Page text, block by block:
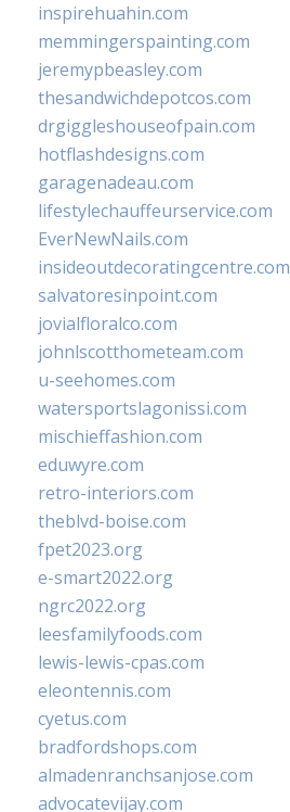
inspirehuahin.com
memmingerspainting.com
jeremypbeasley.com
thesandwichdepotcos.com
drgiggleshouseofpain.com
hotflashdesigns.com
garagenadeau.com
lifestylechauffeurservice.com
EverNewNails.com
insideoutdecoratingcentre.com
salvatoresinpoint.com
jovialfloralco.com
johnlscotthometeam.com
u-seehomes.com
watersportslagonissi.com
mischieffashion.com
eduwyre.com
retro-interiors.com
theblvd-boise.com
fpet2023.org
e-smart2022.org
ngrc2022.org
leesfamilyfoods.com
lewis-lewis-cpas.com
eleontennis.com
cyetus.com
bradfordshops.com
almadenranchsanjose.com
advocatevijay.com